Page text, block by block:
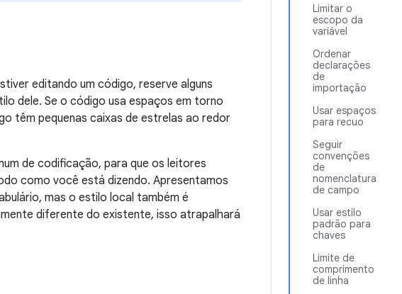
Limitar o
escopo da
variável
Ordenar
declarações
de
importação
Usar espaços
para recuo
Seguir
convenções
de
nomenclatura
de campo
Usar estilo
padrão para
chaves
Limite de
comprimento
de linha
editando um código, reserve alguns
dele. Se o código usa espaços em torno
têm pequenas caixas de estrelas ao redor
de codificação, para que os leitores
como você está dizendo. Apresentamos
mas o estilo local também é
diferente do existente, isso atrapalhará